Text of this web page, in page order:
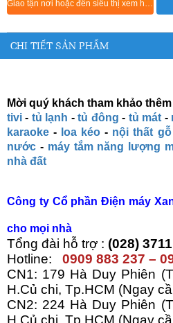
CHI TIẾT SẢN PHẨM
Mời quý khách tham khảo
tivi - tủ lạnh -tủ đông - tủ mát -
karaoke - loa kéo - nội thất gỗ
nước - máy tắm năng lượng
nhà đất
Công ty Cổ phần Điện máy
cho mọi nhà
Tổng đài hỗ trợ : (028)
Hotline: 0909 883 237 –
CN1: 179 Hà Duy Phiên
H.Củ chi, Tp.HCM (Ngay
CN2: 224 Hà Duy Phiên
H.Củ chi, Tp.HCM (Ngay